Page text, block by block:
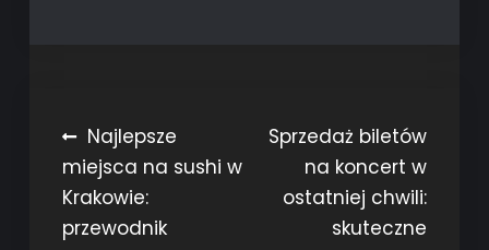
Nawigacja
wpisu
Najlepsze
miejsca na sushi w
Krakowie:
przewodnik
Sprzedaż biletów
na koncert w
ostatniej chwili:
skuteczne